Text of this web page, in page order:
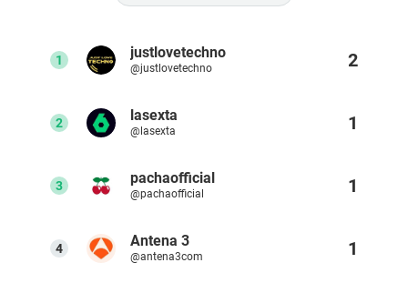
AI Influencer Search
Instagram Brand Rankings
Ressourcen
Webinars
1 justlovetechno
@justlovetechno 2
2 lasexta
@lasexta 1
3 pachaofficial
@pachaofficial 1
4 Antena 3
@antena3com 1